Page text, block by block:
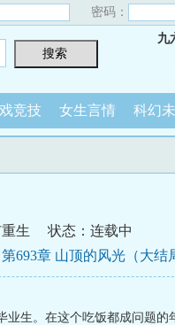
密码：
九
竞技 女生言情 科幻
生
状态：连载中
第693章 山顶的风光（大结
业生。在这个吃饭都成问题的